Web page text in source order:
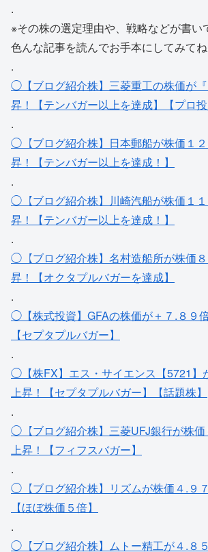
.
※その株の選定理由や、戦略などが書い
色んな記事を読んでお手本にしてみて
.
◯【ブログ紹介株】三菱重工の株価が
昇！【テンバガー以上を達成】【プロ投
.
◯【ブログ紹介株】日本郵船が株価１
昇！【テンバガー以上を達成！】
.
◯【ブログ紹介株】川崎汽船が株価１
昇！【テンバガー以上を達成！】
.
◯【ブログ紹介株】名村造船所が株価
昇！【オクタプルバガーを達成】
.
◯【株式投資】GFAの株価が＋７.８９
【セプタプルバガー】
.
◯【株FX】エス・サイエンス【5721】
上昇！【セプタプルバガー】【話題株】
.
◯【ブログ紹介株】三菱UFJ銀行が株価
上昇！【フィフスバガー】
.
◯【ブログ紹介株】リズムが株価４.９
【ほぼ株価５倍】
.
◯【ブログ紹介株】ムトー精工が４.８